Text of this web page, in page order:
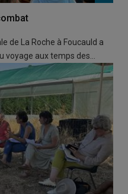
de La Roche à Foucauld a
voyage aux temps des…